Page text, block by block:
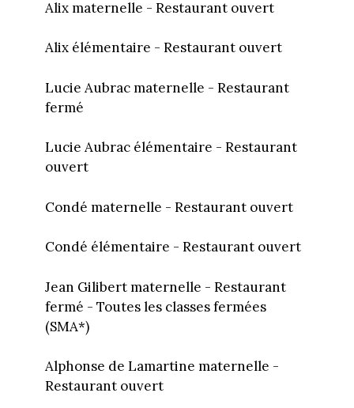
Alix maternelle - Restaurant ouvert
Alix élémentaire - Restaurant ouvert
Lucie Aubrac maternelle - Restaurant
fermé
Lucie Aubrac élémentaire - Restaurant
ouvert
Condé maternelle - Restaurant ouvert
Condé élémentaire - Restaurant ouvert
Jean Gilibert maternelle - Restaurant
fermé - Toutes les classes fermées
(SMA*)
Alphonse de Lamartine maternelle -
Restaurant ouvert